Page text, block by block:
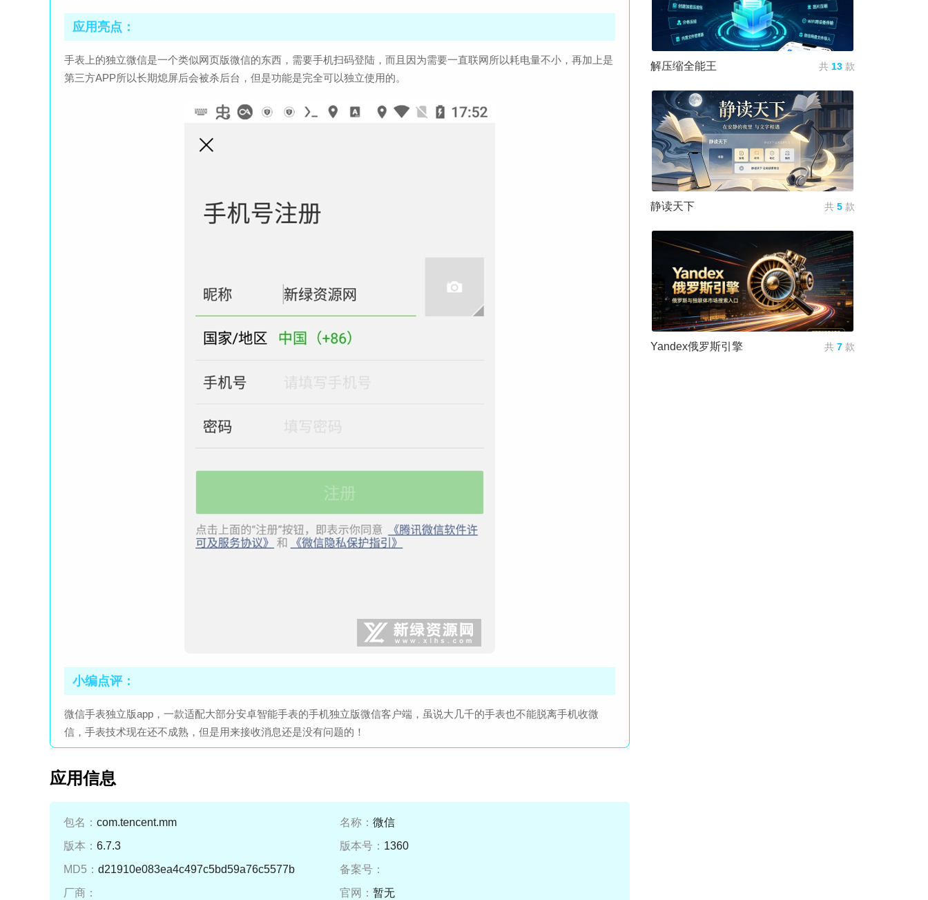
应用亮点：
手表上的独立微信是一个类似网页版微信的东西，需要手机扫码登陆，而且因为需要一直联网所以耗电量不小，再加上是
第三方APP所以长期熄屏后会被杀后台，但是功能是完全可以独立使用的。
小编点评：
微信手表独立版app，一款适配大部分安卓智能手表的手机独立版微信客户端，虽说大几千的手表也不能脱离手机收微
信，手表技术现在还不成熟，但是用来接收消息还是没有问题的！
应用信息
包名： com.tencent.mm 名称： 微信
版本： 6.7.3 版本号： 1360
MD5： d21910e083ea4c497c5bd59a76c5577b
备案号：
厂商：
官网： 暂无
解压缩全能王 共 13 款
静读天下 共 5 款
Yandex俄罗斯引擎 共 7 款